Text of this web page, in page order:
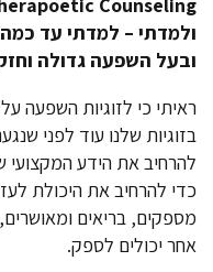
ולמדתי – למדתי עד כמה
ובעל השפעה גדולה
ראיתי כי לזוגיות השפעה
בזוגיות שלנו עוד לפני
להרחיב את הידע המקצועי
כדי להרחיב את היכולת
מספקים, בריאים
אחר יכולים לספק.